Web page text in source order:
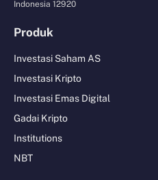
Indonesia 12920
Produk
Investasi Saham AS
Investasi Kripto
Investasi Emas Digital
Gadai Kripto
Institutions
NBT